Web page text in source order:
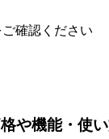
確認ください
や機能・使